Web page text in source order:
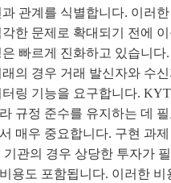
관계를 식별합니다. 이러
한 문제로 확대되기 전에
빠르게 진화하고 있습니
의 경우 거래 발신자와 수
링 기능을 요구합니다.
규정 준수를 유지하는 데
매우 중요합니다. 구현 과
관의 경우 상당한 투자가
용도 포함됩니다. 이러한